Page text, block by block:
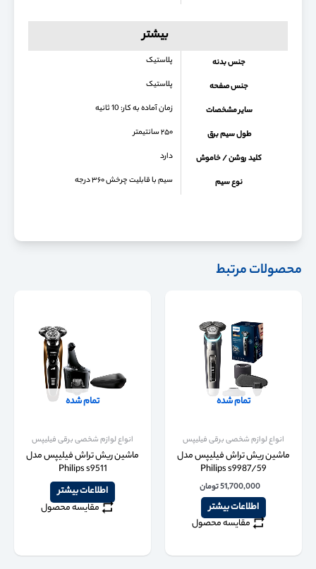
بیشتر
جنس بدنه پلاستیک
جنس صفحه پلاستیک
سایر مشخصات زمان آماده به کار: 10 ثانیه
طول سیم برق ۲۵۰ سانتیمتر
کلید روشن / خاموش دارد
نوع سیم سیم با قابلیت چرخش ۳۶۰ درجه
محصولات مرتبط
تمام شده
انواع لوازم شخصی برقی فیلیپس
ماشین ریش تراش فیلیپس مدل
Philips s9987/59
51,700,000تومان
اطلاعات بیشتر
مقایسه محصول
تمام شده
انواع لوازم شخصی برقی فیلیپس
ماشین ریش تراش فیلیپس مدل
Philips s9511
اطلاعات بیشتر
مقایسه محصول